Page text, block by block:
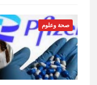
صحة وعلوم